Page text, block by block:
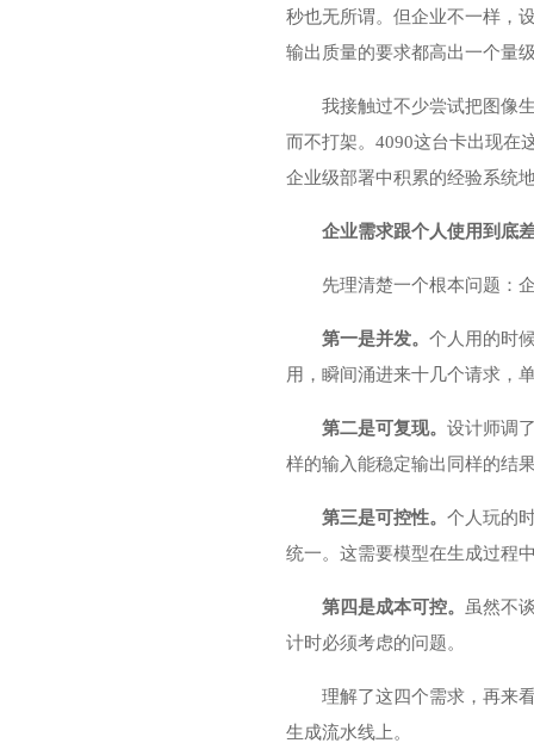
秒也无所谓。但企业不一样，
输出质量的要求都高出一个量
我接触过不少尝试把图像
而不打架。4090这台卡出现
企业级部署中积累的经验系统
企业需求跟个人使用到底
先理清楚一个根本问题：
第一是并发。 个人用的时
用，瞬间涌进来十几个请求，
第二是可复现。 设计师调
样的输入能稳定输出同样的结
第三是可控性。 个人玩的
统一。这需要模型在生成过程
第四是成本可控。
虽然不
计时必须考虑的问题。
理解了这四个需求，再来
生成流水线上。